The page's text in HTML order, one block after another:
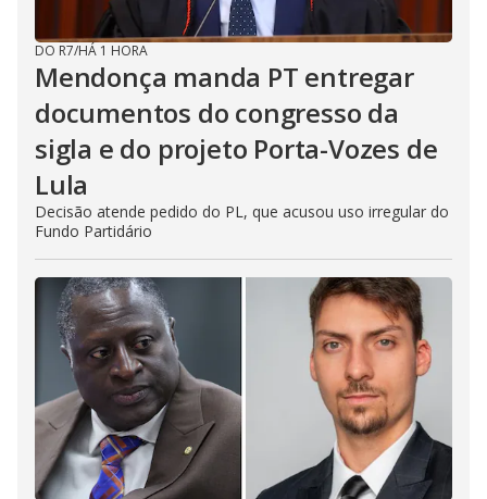
DO R7/HÁ 1 HORA
Mendonça manda PT entregar
documentos do congresso da
sigla e do projeto Porta-Vozes de
Lula
Decisão atende pedido do PL, que acusou uso irregular do
Fundo Partidário